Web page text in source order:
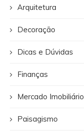
Arquitetura
Decoração
Dicas e Dúvidas
Finanças
Mercado Imobiliário
Paisagismo